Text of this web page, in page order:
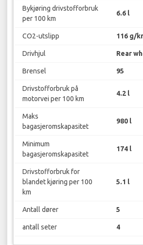
Bykjøring drivstofforbruk
per 100 km
6.6 l
CO2-utslipp 116 g/
Drivhjul Rear
Brensel 95
Drivstofforbruk på
motorvei per 100 km
4.2 l
Maks
bagasjeromskapasitet
980 l
Minimum
bagasjeromskapasitet
174 l
Drivstofforbruk for
blandet kjøring per 100
km
5.1 l
Antall dører 5
antall seter 4